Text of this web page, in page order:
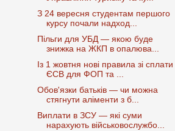
З 24 вересня студентам першого
курсу почали надход...
Пільги для УБД — якою буде
знижка на ЖКП в опалюва...
Із 1 жовтня нові правила зі сплати
ЄСВ для ФОП та ...
Обов'язки батьків — чи можна
стягнути аліменти з б...
Виплати в ЗСУ — які суми
нарахують військовослужбо...